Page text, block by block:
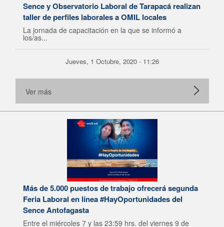
Sence y Observatorio Laboral de Tarapacá realizan
taller de perfiles laborales a OMIL locales
La jornada de capacitación en la que se informó a
los/as...
Jueves, 1 Octubre, 2020 - 11:26
Ver más
Más de 5.000 puestos de trabajo ofrecerá segunda
Feria Laboral en línea #HayOportunidades del
Sence Antofagasta
Entre el miércoles 7 y las 23:59 hrs. del viernes 9 de